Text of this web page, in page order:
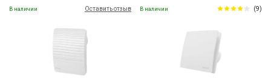
В наличии Оставить отзыв В наличии (9)